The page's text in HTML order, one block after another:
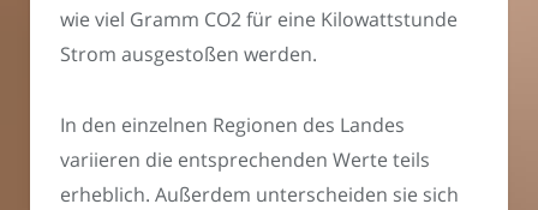
wie viel Gramm CO2 für eine Kilowattstunde
Strom ausgestoßen werden.
In den einzelnen Regionen des Landes
variieren die entsprechenden Werte teils
erheblich. Außerdem unterscheiden sie sich